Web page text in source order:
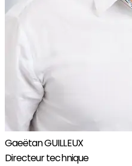
Gaeëtan GUILLEUX
Directeur technique​